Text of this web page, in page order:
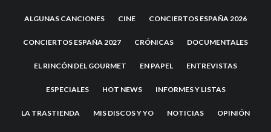
ALGUNAS CANCIONES CINE CONCIERTOS ESPAÑA 2026
CONCIERTOS ESPAÑA 2027 CRÓNICAS DOCUMENTALES
EL RINCÓN DEL GOURMET EN PAPEL ENTREVISTAS
ESPECIALES HOT NEWS INFORMES Y LISTAS
LA TRASTIENDA MIS DISCOS Y YO NOTICIAS OPINIÓN